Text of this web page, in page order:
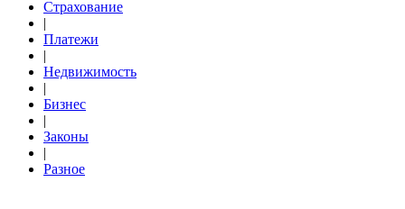
Страхование
|
Платежи
|
Недвижимость
|
Бизнес
|
Законы
|
Разное